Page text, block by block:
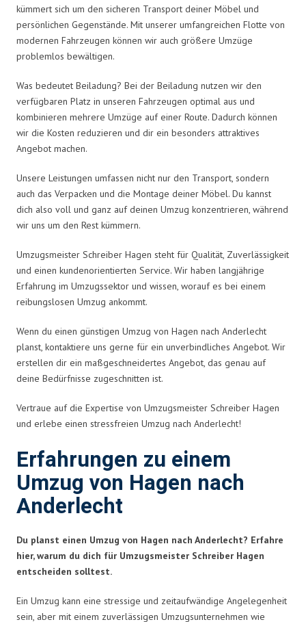
kümmert sich um den sicheren Transport deiner Möbel und
persönlichen Gegenstände. Mit unserer umfangreichen Flotte von
modernen Fahrzeugen können wir auch größere Umzüge
problemlos bewältigen.
Was bedeutet Beiladung? Bei der Beiladung nutzen wir den
verfügbaren Platz in unseren Fahrzeugen optimal aus und
kombinieren mehrere Umzüge auf einer Route. Dadurch können
wir die Kosten reduzieren und dir ein besonders attraktives
Angebot machen.
Unsere Leistungen umfassen nicht nur den Transport, sondern
auch das Verpacken und die Montage deiner Möbel. Du kannst
dich also voll und ganz auf deinen Umzug konzentrieren, während
wir uns um den Rest kümmern.
Umzugsmeister Schreiber Hagen steht für Qualität, Zuverlässigkeit
und einen kundenorientierten Service. Wir haben langjährige
Erfahrung im Umzugssektor und wissen, worauf es bei einem
reibungslosen Umzug ankommt.
Wenn du einen günstigen Umzug von Hagen nach Anderlecht
planst, kontaktiere uns gerne für ein unverbindliches Angebot. Wir
erstellen dir ein maßgeschneidertes Angebot, das genau auf
deine Bedürfnisse zugeschnitten ist.
Vertraue auf die Expertise von Umzugsmeister Schreiber Hagen
und erlebe einen stressfreien Umzug nach Anderlecht!
Erfahrungen zu einem
Umzug von Hagen nach
Anderlecht
Du planst einen Umzug von Hagen nach Anderlecht? Erfahre
hier, warum du dich für Umzugsmeister Schreiber Hagen
entscheiden solltest.
Ein Umzug kann eine stressige und zeitaufwändige Angelegenheit
sein, aber mit einem zuverlässigen Umzugsunternehmen wie